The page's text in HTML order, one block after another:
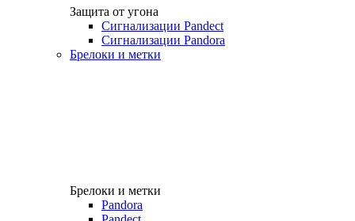
Защита от угона
Сигнализации Pandect
Сигнализации Pandora
Брелоки и метки
Брелоки и метки
Pandora